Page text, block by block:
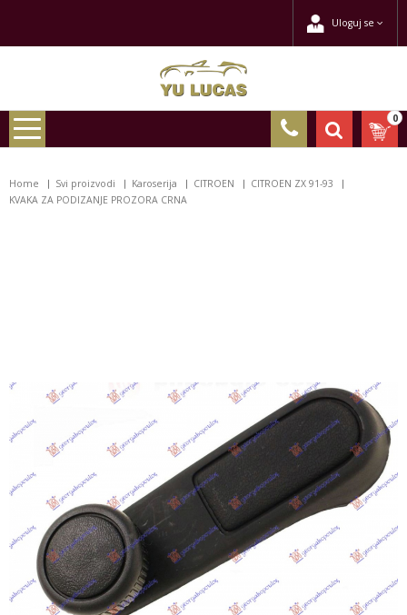
Uloguj se
0
Home Svi proizvodi Karoserija CITROEN
CITROEN ZX 91-93
KVAKA ZA PODIZANJE PROZORA CRNA